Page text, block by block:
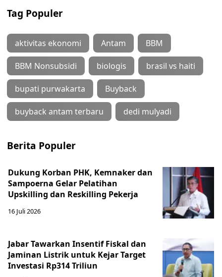
Tag Populer
aktivitas ekonomi Antam BBM
BBM Nonsubsidi biologis brasil vs haiti
bupati purwakarta Buyback
buyback antam terbaru dedi mulyadi
Berita Populer
Dukung Korban PHK, Kemnaker dan
Sampoerna Gelar Pelatihan
Upskilling dan Reskilling Pekerja
16 Juli 2026
Jabar Tawarkan Insentif Fiskal dan
Jaminan Listrik untuk Kejar Target
Investasi Rp314 Triliun